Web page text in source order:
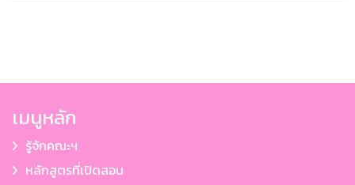
เมนูหลัก
รู้จักคณะฯ
หลักสูตรที่เปิดสอน